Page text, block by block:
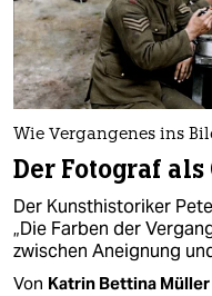
Wie Vergangenes ins
Der Fotograf
Der Kunsthistoriker
„Die Farben der
zwischen Aneignung
Von Katrin Bettina Müller